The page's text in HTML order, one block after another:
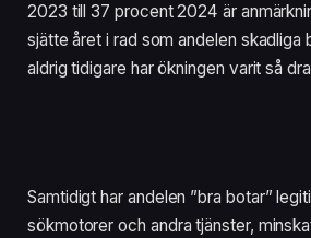
2023 till 37 procent 2024 är
sjätte året i rad som andelen skadliga
aldrig tidigare har ökningen varit så
Samtidigt har andelen ”bra botar”
sökmotorer och andra tjänster,